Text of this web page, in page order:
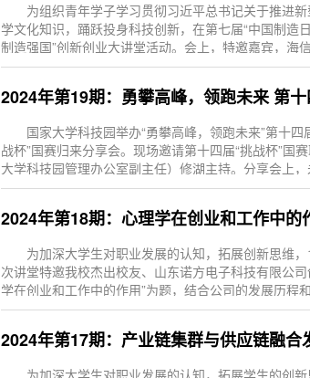
为组织青年学子学习贯彻习近平总书记关于推进
学文化知识，踊跃投身科技创新，在第七届“中国制造
制造强国”创新创业大讲堂活动。会上，特邀嘉宾，
视像...
2024年第19期：勇攀高峰，领跑未来 第
国家大学科技园举办“勇攀高峰，领跑未来”第十
战杯”国赛归来分享会。现场邀请第十四届“挑战杯”
大学科技园管理办公室副主任）修湖主持。分享会上
2024年第18期：心理学在创业和工作中的
为加深大学生对职业发展的认知，拓展创新思维
次讲堂特邀我校杰出校友、山东诺方电子科技有限公
学在创业和工作中的作用”为题，结合公司的发展历
管理和...
2024年第17期：产业链集群与供应链融合
为加深大学生对职业发展的认知，拓展学生的创